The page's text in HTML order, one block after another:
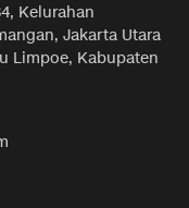
Kelurahan
Jakarta Utara
Limpoe, Kabupaten